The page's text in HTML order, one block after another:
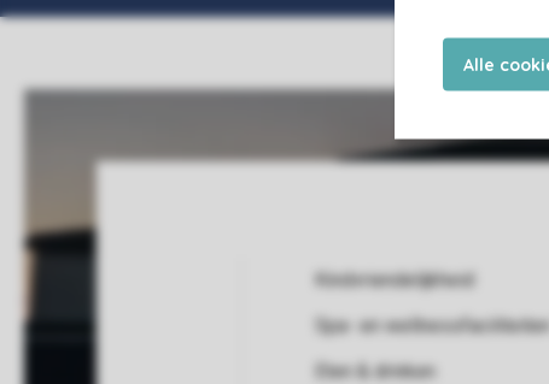
Alle
Kindvriendelijkheid
Spa- en wellnessfaciliteiten
Eten & drinken